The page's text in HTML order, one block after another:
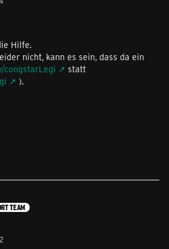
Hilfe.
nicht, kann es sein, dass da ein
congstarLegi
statt
).
TEAM